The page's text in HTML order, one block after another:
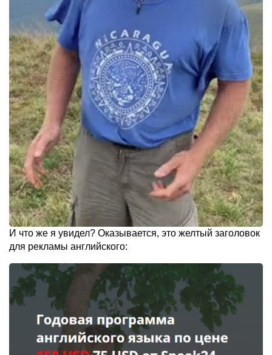
И что же я увидел? Оказывается, это желтый заголовок
для рекламы английского: